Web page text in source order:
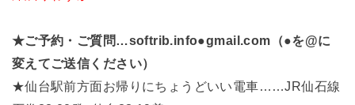
★ご予約・ご質問…softrib.info●gmail.com（●を@に
変えてご送信ください）
★仙台駅前方面お帰りにちょうどいい電車……JR仙石線